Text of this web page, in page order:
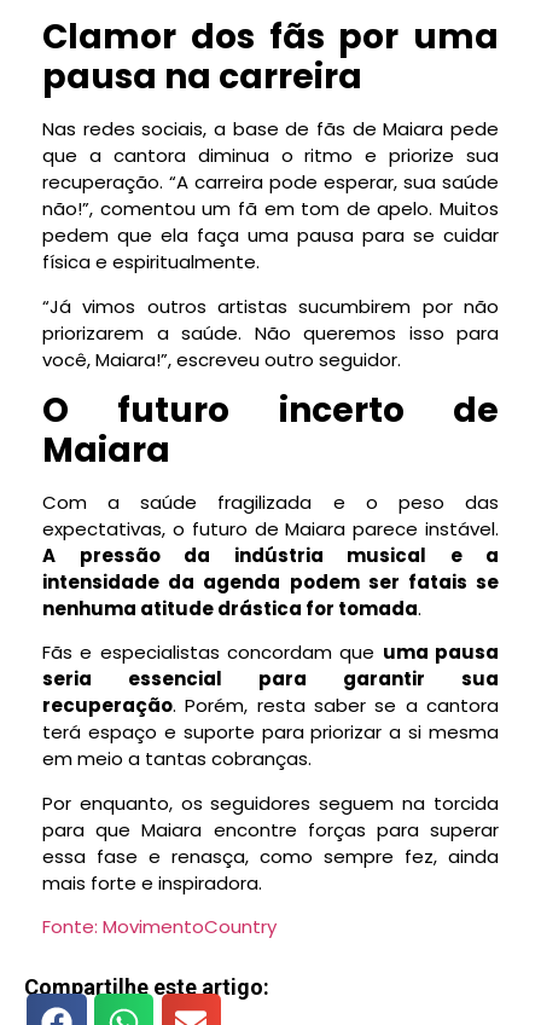
Clamor dos fãs por uma
pausa na carreira
Nas redes sociais, a base de fãs de Maiara pede
que a cantora diminua o ritmo e priorize sua
recuperação. “A carreira pode esperar, sua saúde
não!”, comentou um fã em tom de apelo. Muitos
pedem que ela faça uma pausa para se cuidar
física e espiritualmente.
“Já vimos outros artistas sucumbirem por não
priorizarem a saúde. Não queremos isso para
você, Maiara!”, escreveu outro seguidor.
O futuro incerto de
Maiara
Com a saúde fragilizada e o peso das
expectativas, o futuro de Maiara parece instável.
A pressão da indústria musical e a
intensidade da agenda podem ser fatais se
nenhuma atitude drástica for tomada.
Fãs e especialistas concordam que uma pausa
seria essencial para garantir sua
recuperação. Porém, resta saber se a cantora
terá espaço e suporte para priorizar a si mesma
em meio a tantas cobranças.
Por enquanto, os seguidores seguem na torcida
para que Maiara encontre forças para superar
essa fase e renasça, como sempre fez, ainda
mais forte e inspiradora.
Fonte: MovimentoCountry
Compartilhe este artigo: